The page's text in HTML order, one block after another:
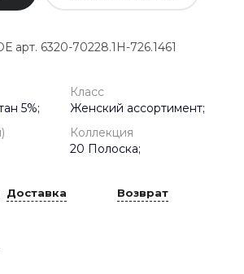
6320-70228.1H-726.1461
5%;
Класс
Женский ассортимент;
Коллекция
20 Полоска;
Доставка Возврат